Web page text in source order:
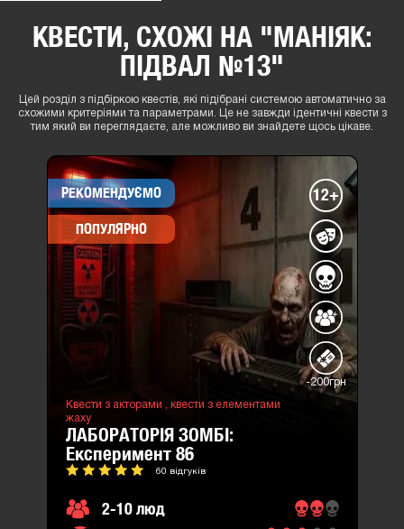
КВЕСТИ, СХОЖІ НА "МАНІЯК:
ПІДВАЛ №13"
Цей розділ з підбіркою квестів, які підібрані системою автоматично за
схожими критеріями та параметрами. Це не завжди ідентичні квести з
тим який ви переглядаєте, але можливо ви знайдете щось цікаве.
РЕКОМЕНДУЄМО
ПОПУЛЯРНО
12+
-200грн
Квести з акторами , квести з елементами
жаху
ЛАБОРАТОРІЯ ЗОМБІ:
експеримент 86
60 відгуків
2-10 люд